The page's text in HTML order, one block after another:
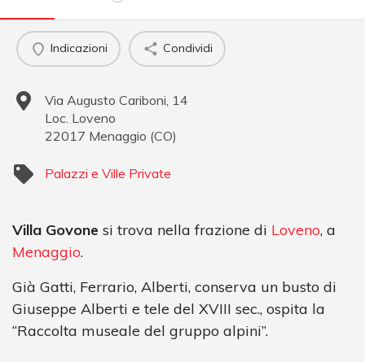
Indicazioni Condividi
Via Augusto Cariboni, 14
Loc. Loveno
22017 Menaggio (CO)
Palazzi e Ville Private
Villa Govone si trova nella frazione di Loveno, a
Menaggio.
Già Gatti, Ferrario, Alberti, conserva un busto di
Giuseppe Alberti e tele del XVIII sec., ospita la
“Raccolta museale del gruppo alpini”.